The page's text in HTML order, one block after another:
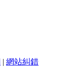
| 網站糾錯